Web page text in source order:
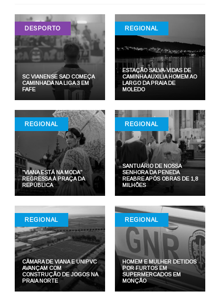
DESPORTO
SC VIANENSE SAD COMEÇA
CAMINHADA NA LIGA 3 EM
FAFE
REGIONAL
ESTAÇÃO SALVA-VIDAS DE
CAMINHA AUXILIA HOMEM AO
LARGO DA PRAIA DE
MOLEDO
REGIONAL
“VIANA ESTÁ NA MODA”
REGRESSA À PRAÇA DA
REPÚBLICA
REGIONAL
SANTUÁRIO DE NOSSA
SENHORA DA PENEDA
REABRE APÓS OBRAS DE 1,8
MILHÕES
REGIONAL
CÂMARA DE VIANA E UNIPVC
AVANÇAM COM
CONSTRUÇÃO DE JOGOS NA
PRAIA NORTE
REGIONAL
HOMEM E MULHER DETIDOS
POR FURTOS EM
SUPERMERCADOS EM
MONÇÃO